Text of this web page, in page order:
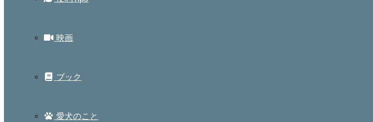
映画
ブック
愛犬のこと